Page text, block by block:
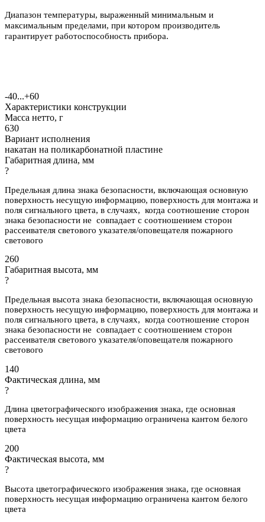
Диапазон температуры, выраженный минимальным и
максимальным пределами, при котором производитель
гарантирует работоспособность прибора.
-40...+60
Характеристики конструкции
Масса нетто, г
630
Вариант исполнения
накатан на поликарбонатной пластине
Габаритная длина, мм
?
Предельная длина знака безопасности, включающая основную
поверхность несущую информацию, поверхность для монтажа и
поля сигнального цвета, в случаях, когда соотношение сторон
знака безопасности не совпадает с соотношением сторон
рассеивателя светового указателя/оповещателя пожарного
светового
260
Габаритная высота, мм
?
Предельная высота знака безопасности, включающая основную
поверхность несущую информацию, поверхность для монтажа и
поля сигнального цвета, в случаях, когда соотношение сторон
знака безопасности не совпадает с соотношением сторон
рассеивателя светового указателя/оповещателя пожарного
светового
140
Фактическая длина, мм
?
Длина цветографического изображения знака, где основная
поверхность несущая информацию ограничена кантом белого
цвета
200
Фактическая высота, мм
?
Высота цветографического изображения знака, где основная
поверхность несущая информацию ограничена кантом белого
цвета